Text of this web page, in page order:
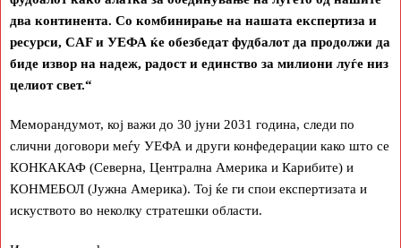
два континента. Со комбинирање на нашата експертиза и
ресурси, CAF и УЕФА ќе обезбедат фудбалот да продолжи да
биде извор на надеж, радост и единство за милиони луѓе низ
целиот свет.“
Меморандумот, кој важи до 30 јуни 2031 година, следи по
слични договори меѓу УЕФА и други конфедерации како што се
КОНКАКАФ (Северна, Централна Америка и Карибите) и
КОНМЕБОЛ (Јужна Америка). Тој ќе ги спои експертизата и
искуството во неколку стратешки области.